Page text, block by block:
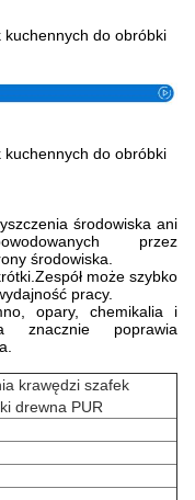
kuchennych do obróbki
kuchennych do obróbki
środowiska ani
przez
środowiska.
może szybko
pracy.
opary, chemikalia i
znacznie poprawia
krawędzi szafek
drewna PUR